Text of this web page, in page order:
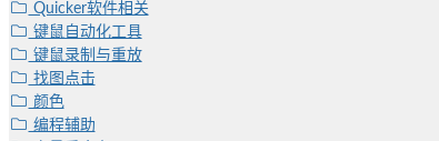
Quicker软件相关
键鼠自动化工具
键鼠录制与重放
找图点击
颜色
编程辅助